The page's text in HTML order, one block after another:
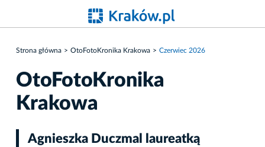
Strona główna OtoFotoKronika Krakowa Czerwiec 2026
OtoFotoKronika
Krakowa
Agnieszka Duczmal laureatką